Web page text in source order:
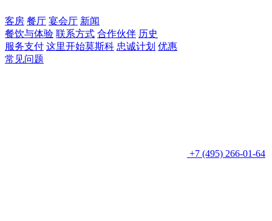
客房 餐厅 宴会厅 新闻
餐饮与体验 联系方式 合作伙伴 历史
服务支付 这里开始莫斯科 忠诚计划 优惠
常见问题
+7 (495) 266-01-64